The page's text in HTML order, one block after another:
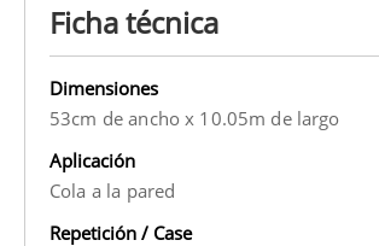
Ficha técnica
Dimensiones
53cm de ancho x 10.05m de largo
Aplicación
Cola a la pared
Repetición / Case